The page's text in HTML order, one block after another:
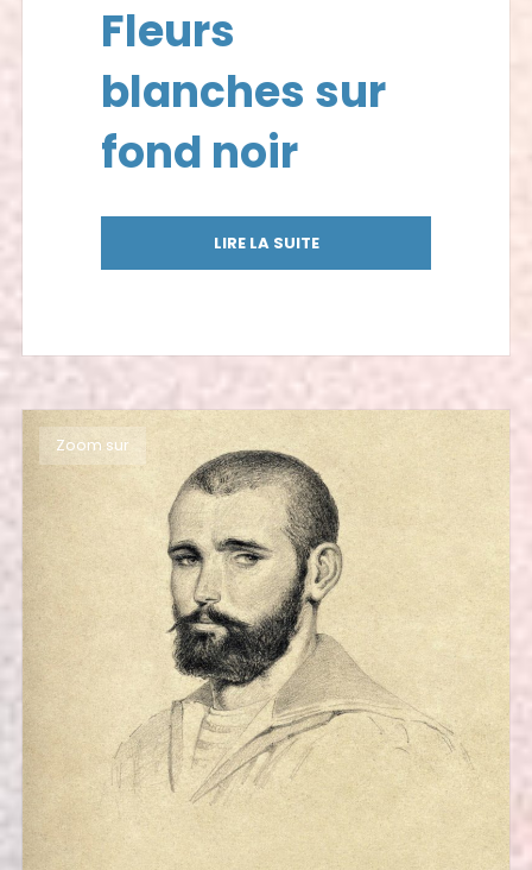
Fleurs
blanches sur
fond noir
LIRE LA SUITE
Zoom sur